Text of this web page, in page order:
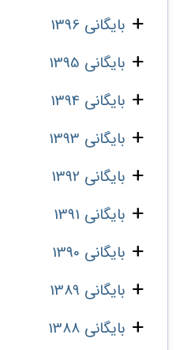
بایگانی 1396
بایگانی 1395
بایگانی 1394
بایگانی 1393
بایگانی 1392
بایگانی 1391
بایگانی 1390
بایگانی 1389
بایگانی 1388